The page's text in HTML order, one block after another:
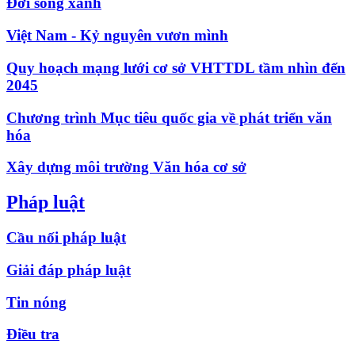
Việt Nam - Kỷ nguyên vươn mình
Quy hoạch mạng lưới cơ sở VHTTDL tầm nhìn đến
2045
Chương trình Mục tiêu quốc gia về phát triển văn
hóa
Xây dựng môi trường Văn hóa cơ sở
Pháp luật
Cầu nối pháp luật
Giải đáp pháp luật
Tin nóng
Điều tra